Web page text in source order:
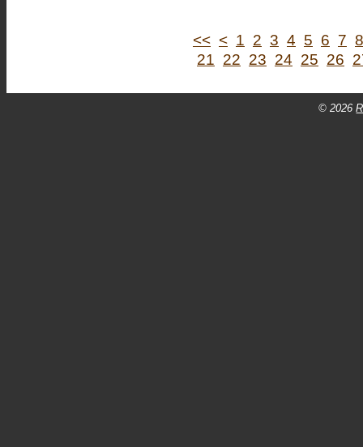
<< < 1 2 3 4 5 6 7 8
21 22 23 24 25 26
© 2026